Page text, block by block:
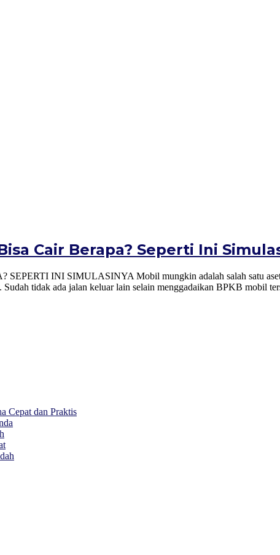
Cair Berapa? Seperti Ini
INI SIMULASINYA Mobil mungkin adalah salah satu aset
tidak ada jalan keluar lain selain menggadaikan BPKB mobil
Cepat dan Praktis